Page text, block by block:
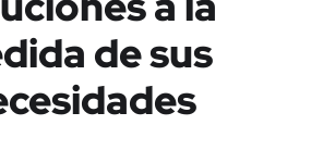
de sus